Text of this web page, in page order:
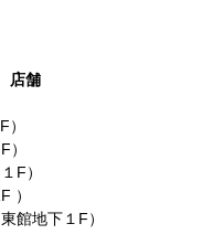
店舗
）
F）
）
館地下１F）